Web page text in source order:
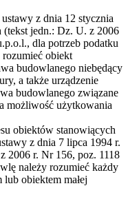
z dnia 12 stycznia
(tekst jedn.: Dz. U. z 2006
dla potrzeb podatku
obiekt
budowlanego niebędący
a także urządzenie
budowlanego związane
możliwość użytkowania
obiektów stanowiących
z dnia 7 lipca 1994 r.
2006 r. Nr 156, poz. 1118
należy rozumieć każdy
obiektem małej